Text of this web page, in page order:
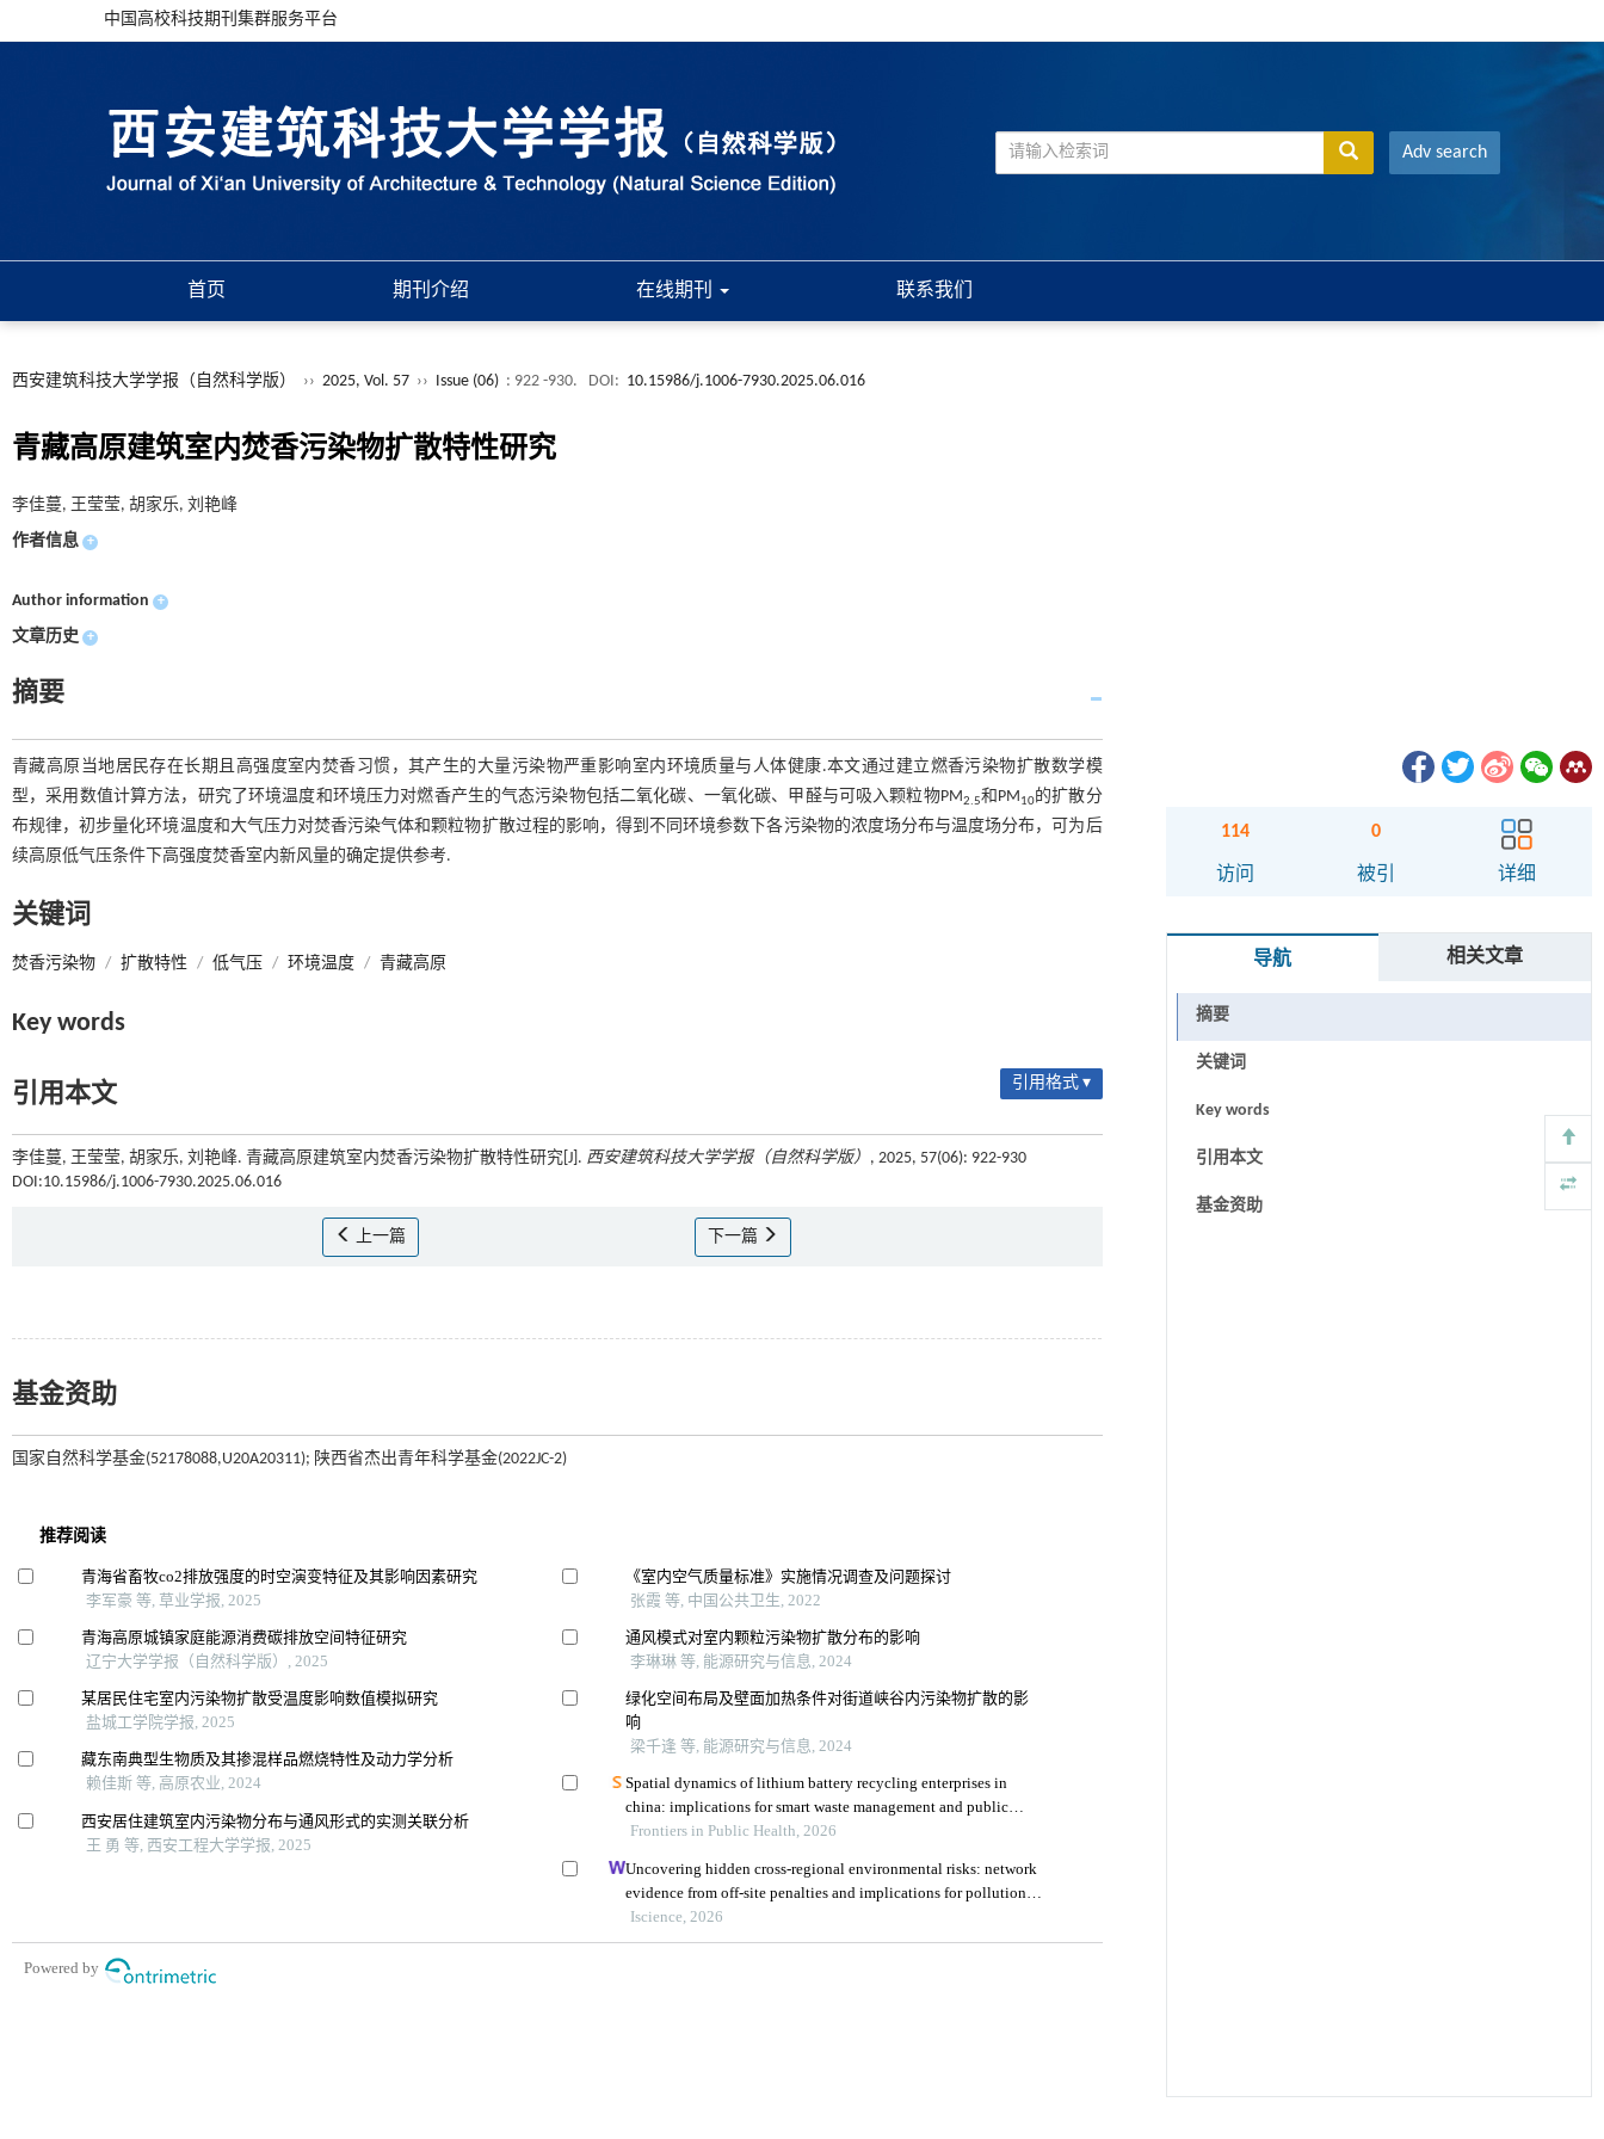
中国高校科技期刊集群服务平台
Adv search
首页 期刊介绍 在线期刊 联系我们
西安建筑科技大学学报（自然科学版） ›› 2025, Vol. 57 ›› Issue (06) : 922 -930. DOI: 10.15986/j.1006-7930.2025.06.016
青藏高原建筑室内焚香污染物扩散特性研究
李佳蔓, 王莹莹, 胡家乐, 刘艳峰
作者信息 +
Author information +
文章历史 +
摘要
青藏高原当地居民存在长期且高强度室内焚香习惯，其产生的大量污染物严重影响室内环境质量与人体健康.本文通过建立燃香污染物扩散数学模
型，采用数值计算方法，研究了环境温度和环境压力对燃香产生的气态污染物包括二氧化碳、一氧化碳、甲醛与可吸入颗粒物PM2.5和PM10的扩散分
布规律，初步量化环境温度和大气压力对焚香污染气体和颗粒物扩散过程的影响，得到不同环境参数下各污染物的浓度场分布与温度场分布，可为后
续高原低气压条件下高强度焚香室内新风量的确定提供参考.
关键词
焚香污染物 / 扩散特性 / 低气压 / 环境温度 / 青藏高原
Key words
引用本文 引用格式 ▾
李佳蔓, 王莹莹, 胡家乐, 刘艳峰. 青藏高原建筑室内焚香污染物扩散特性研究[J]. 西安建筑科技大学学报（自然科学版） , 2025, 57(06): 922-930
DOI:10.15986/j.1006-7930.2025.06.016
上一篇 下一篇
基金资助
国家自然科学基金(52178088,U20A20311); 陕西省杰出青年科学基金(2022JC-2)
114
访问
0
被引 详细
导航 相关文章
摘要
关键词
Key words
引用本文
基金资助